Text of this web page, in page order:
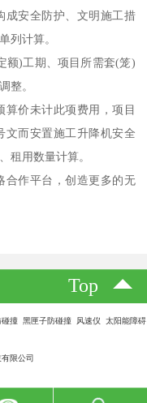
成安全防护、文明施工措
列计算。
额)工期、项目所需套(笼)
整。
价未计此项费用，项目
文而安置施工升降机安全
租用数量计算。
合作平台，创造更多的无
Top
撞 黑匣子防碰撞 风速仪 太阳能障碍
限公司